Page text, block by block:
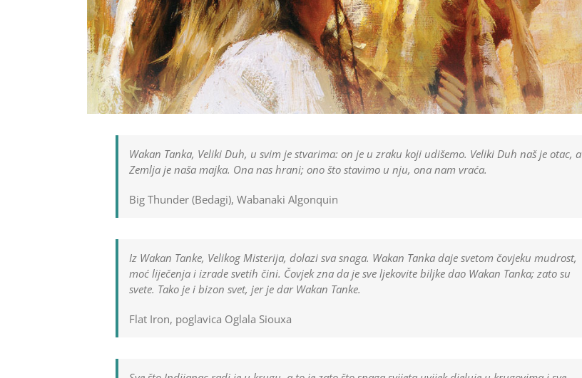
Wakan Tanka, Veliki Duh, u svim je stvarima: on je u zraku koji udišemo. Veliki Duh naš je otac, a
Zemlja je naša majka. Ona nas hrani; ono što stavimo u nju, ona nam vraća.
Big Thunder (Bedagi), Wabanaki Algonquin
Iz Wakan Tanke, Velikog Misterija, dolazi sva snaga. Wakan Tanka daje svetom čovjeku mudrost,
moć liječenja i izrade svetih čini. Čovjek zna da je sve ljekovite biljke dao Wakan Tanka; zato su
svete. Tako je i bizon svet, jer je dar Wakan Tanke.
Flat Iron, poglavica Oglala Siouxa